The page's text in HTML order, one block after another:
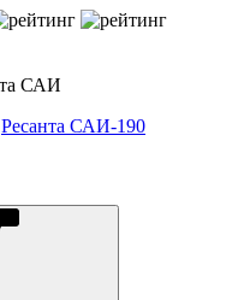
Ресанта САИ-190